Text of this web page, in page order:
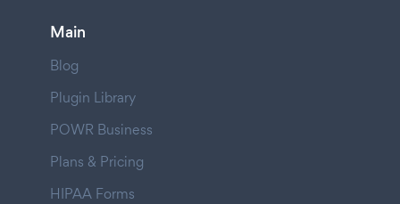
Main
Blog
Plugin Library
POWR Business
Plans & Pricing
HIPAA Forms